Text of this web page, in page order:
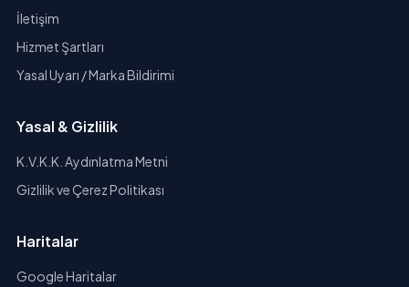
İletişim
Hizmet Şartları
Yasal Uyarı / Marka Bildirimi
Yasal & Gizlilik
K.V.K.K. Aydınlatma Metni
Gizlilik ve Çerez Politikası
Haritalar
Google Haritalar